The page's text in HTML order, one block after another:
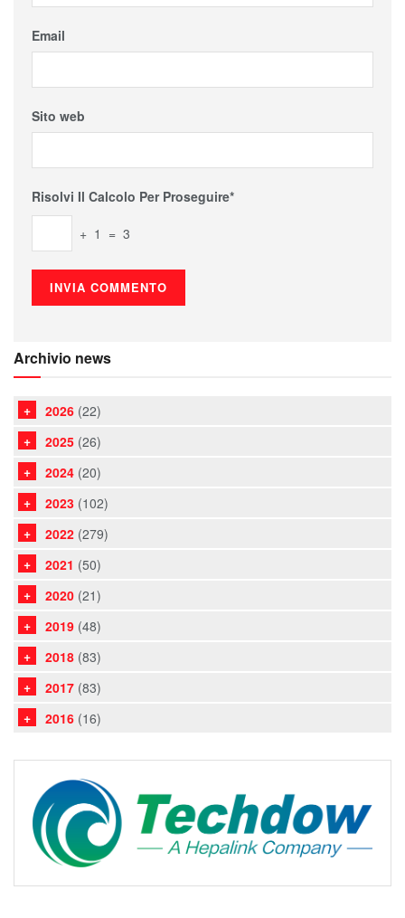
Email
Sito web
Risolvi Il Calcolo Per Proseguire*
+ 1 = 3
Archivio news
2026 (22)
2025 (26)
2024 (20)
2023 (102)
2022 (279)
2021 (50)
2020 (21)
2019 (48)
2018 (83)
2017 (83)
2016 (16)